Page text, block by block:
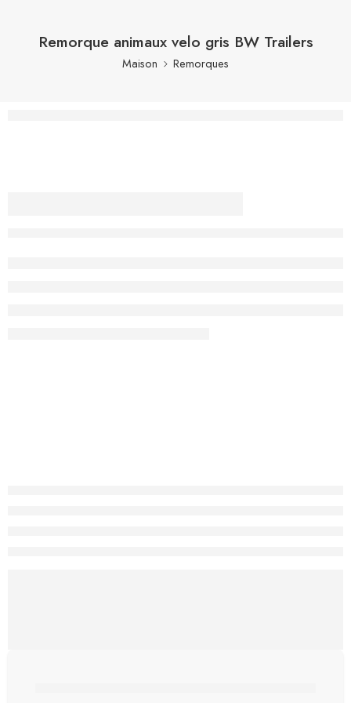
Remorque animaux velo​ gris BW Trailers
Maison Remorques